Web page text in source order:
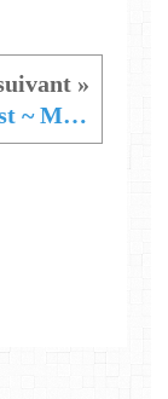
Annika and the Forest ~ Même La Nuit